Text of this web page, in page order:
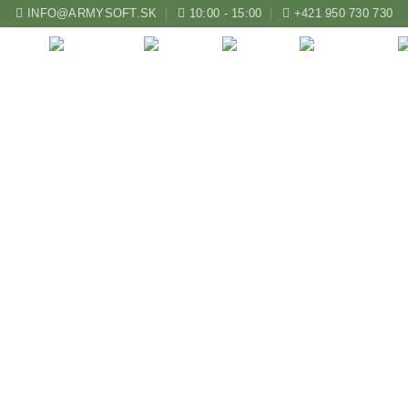
INFO@ARMYSOFT.SK 10:00 - 15:00 +421 950 730 730